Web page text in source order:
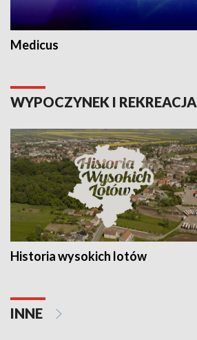
Medicus
WYPOCZYNEK I REKREACJA
Historia wysokich lotów
INNE